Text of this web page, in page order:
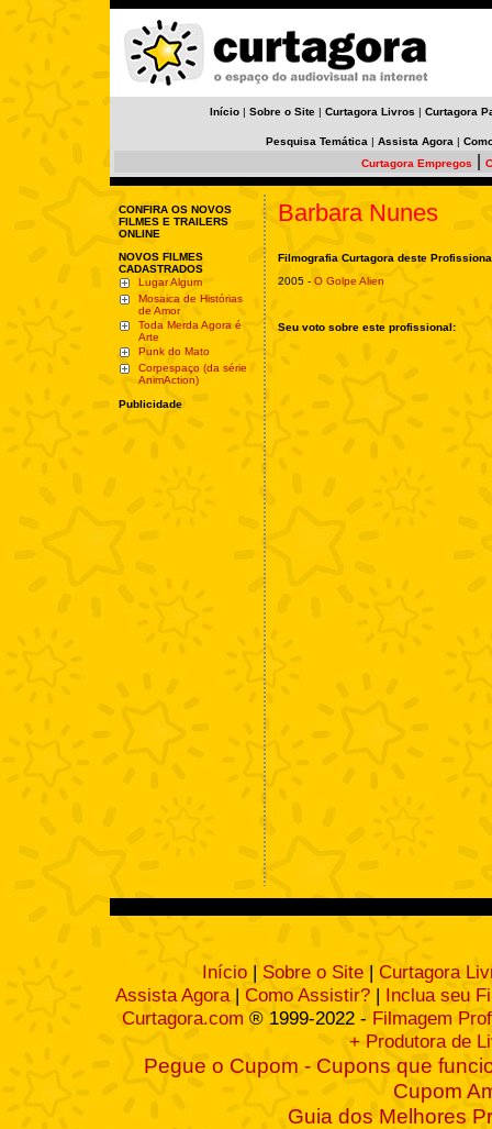
Início | Sobre o Site | Curtagora Livros | Curtagora
Pesquisa Temática | Assista Agora |
Curtagora Empregos
CONFIRA OS NOVOS
FILMES E TRAILERS
ONLINE
NOVOS FILMES
CADASTRADOS
Lugar Algum
Mosaica de Histórias
de Amor
Toda Merda Agora é
Arte
Punk do Mato
Corpespaço (da série
AnimAction)
Publicidade
Barbara Nunes
Filmografia Curtagora deste
2005 - O Golpe Alien
Seu voto sobre este profissional:
Início | Sobre o Site | Curtagora
Assista Agora| Como Assistir? | Inclua seu
Curtagora.com ® 1999-2022 - Filmagem
+ Produtora de
Pegue o Cupom - Cupons que
Cupom
Guia dos Melhores